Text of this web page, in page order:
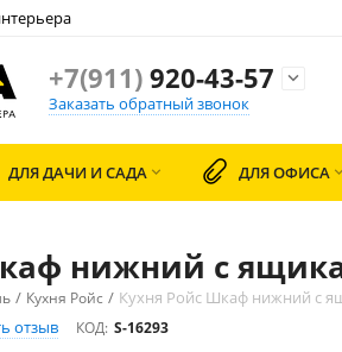
+7(911)920-43-57

Заказать обратный звонок
ДЛЯ ДАЧИ И САДА  ДЛЯ ОФИСА 
нижний с
/ Кухня Ройс / Кухня Ройс Шкаф нижний с
отзыв
КОД: S-16293